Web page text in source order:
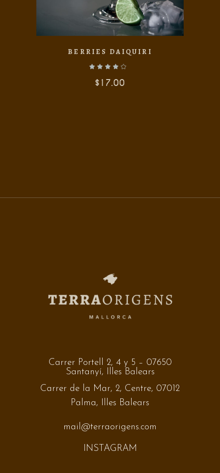
BERRIES DAIQUIRI
$17.00
Carrer Portell 2, 4 y 5 – 07650
Santanyí, Illes Balears
Carrer de la Mar, 2, Centre, 07012
Palma, Illes Balears
mail@terraorigens.com
INSTAGRAM